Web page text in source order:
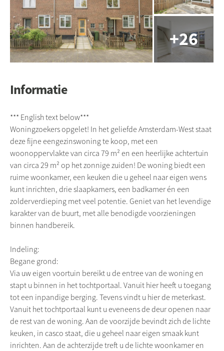
Informatie
*** English text below***
Woningzoekers opgelet! In het geliefde Amsterdam-West staat
deze fijne eengezinswoning te koop, met een
woonoppervlakte van circa 79 m² en een heerlijke achtertuin
van circa 29 m² op het zonnige zuiden! De woning biedt een
ruime woonkamer, een keuken die u geheel naar eigen wens
kunt inrichten, drie slaapkamers, een badkamer én een
zolderverdieping met veel potentie. Geniet van het levendige
karakter van de buurt, met alle benodigde voorzieningen
binnen handbereik.
Indeling:
Begane grond:
Via uw eigen voortuin bereikt u de entree van de woning en
stapt u binnen in het tochtportaal. Vanuit hier heeft u toegang
tot een inpandige berging. Tevens vindt u hier de meterkast.
Vanuit het tochtportaal kunt u eveneens de deur openen naar
de rest van de woning. Aan de voorzijde bevindt zich de lichte
keuken, in casco staat, die u geheel naar eigen smaak kunt
inrichten. Aan de achterzijde treft u de lichte woonkamer en